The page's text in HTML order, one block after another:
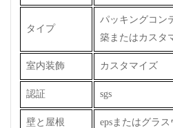
タイプ
パッキングコン
築またはカスタ
室内装飾 カスタマイズ
認証 sgs
壁と屋根 epsまたはグラ